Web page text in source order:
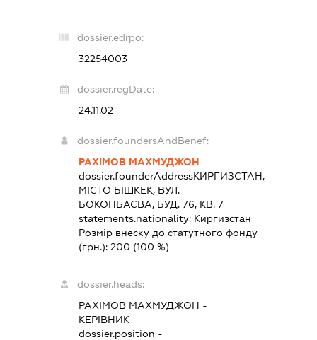
-
dossier.edrpo:
32254003
dossier.regDate:
24.11.02
dossier.foundersAndBenef:
РАХІМОВ МАХМУДЖОН
dossier.founderAddressКИРГИЗСТАН,
МІСТО БІШКЕК, ВУЛ.
БОКОНБАЄВА, БУД. 76, КВ. 7
statements.nationality: Киргизстан
Розмір внеску до статутного фонду
(грн.):200 (100 %)
dossier.heads:
РАХІМОВ МАХМУДЖОН -
КЕРІВНИК
dossier.position -